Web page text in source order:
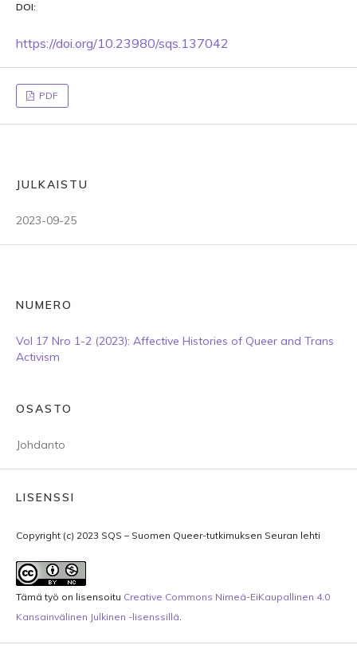
DOI:
https://doi.org/10.23980/sqs.137042
PDF
JULKAISTU
2023-09-25
NUMERO
Vol 17 Nro 1-2 (2023): Affective Histories of Queer and Trans
Activism
OSASTO
Johdanto
LISENSSI
Copyright (c) 2023 SQS – Suomen Queer-tutkimuksen Seuran lehti
Tämä työ on lisensoitu Creative Commons Nimeä-EiKaupallinen 4.0
Kansainvälinen Julkinen -lisenssillä.